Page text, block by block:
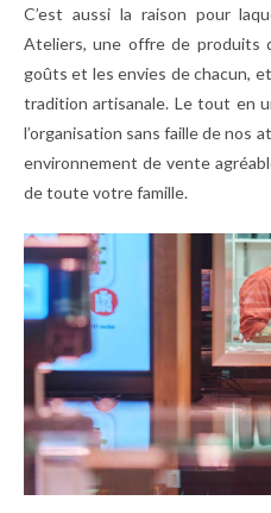
C’est aussi la raison pour
Ateliers, une offre de produits
goûts et les envies de chacun,
tradition artisanale. Le tout en
l’organisation sans faille de nos
environnement de vente
de toute votre famille.